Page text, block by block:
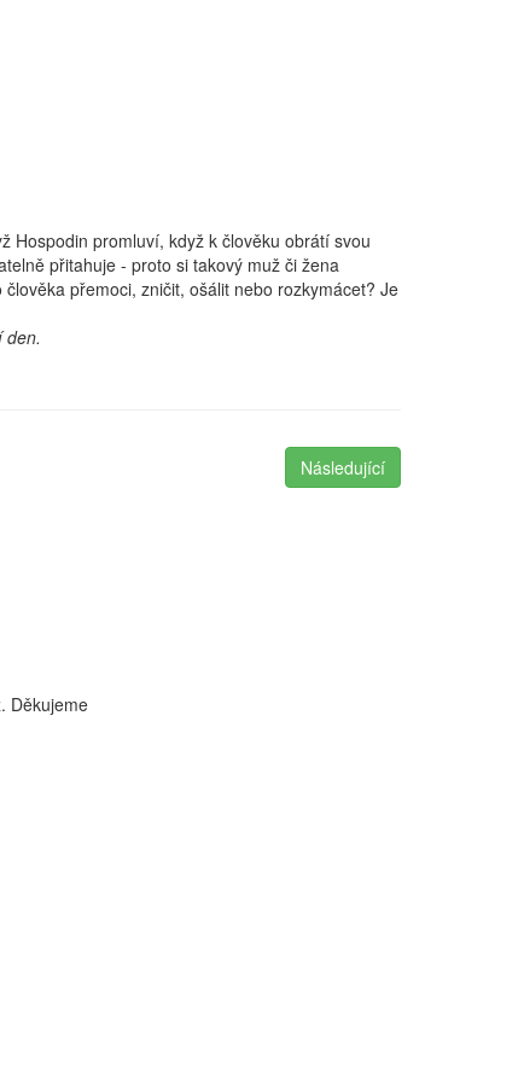
Hospodin promluví, když k člověku obrátí svou
přitahuje - proto si takový muž či žena
přemoci, zničit, ošálit nebo rozkymácet? Je
den.
Následující
Děkujeme